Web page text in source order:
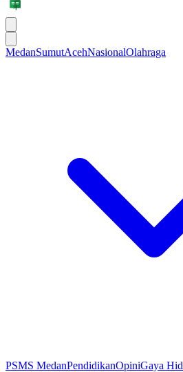
MedanSumutAcehNasionalOlahraga
PSMS MedanPendidikanOpiniGaya